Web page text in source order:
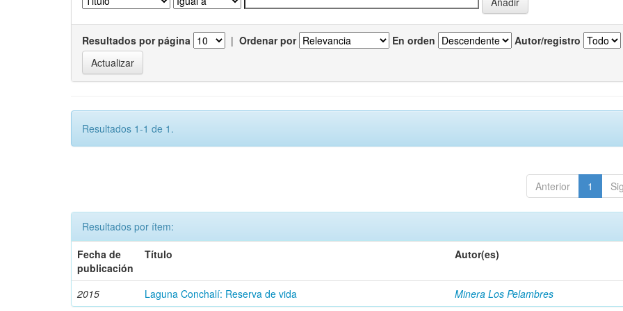
Resultados por página | Ordenar por En orden Autor/registro
Resultados 1-1 de 1.
Anterior 1
Resultados por ítem:
Fecha de
publicación
Título Autor(es)
2015 Laguna Conchalí: Reserva de vida Minera Los Pelambres